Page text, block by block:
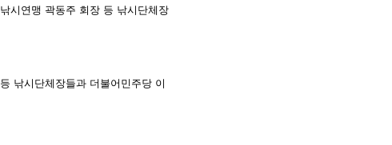
낚시연맹 곽동주 회장 등 낚시단체장
등 낚시단체장들과 더불어민주당 이